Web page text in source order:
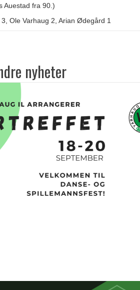
Auestad fra 90.)
Ole Varhaug 2, Arian Ødegård 1
nyheter